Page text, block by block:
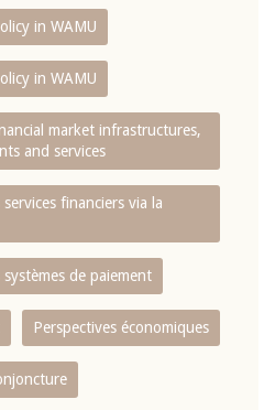
in WAMU
in WAMU
market infrastructures,
and services
financiers via la
de paiement
Perspectives économiques